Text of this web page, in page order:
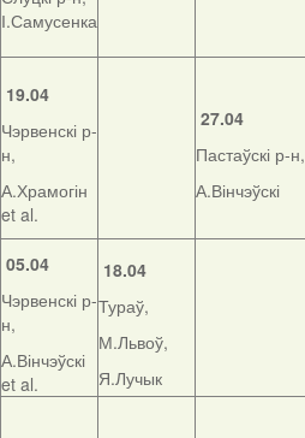
І.Самусенка
19.04
Чэрвенскі р-
н,
А.Храмогін
et al.
27.04
Пастаўскі р-н,
А.Вінчэўскі
05.04
Чэрвенскі р-
н,
А.Вінчэўскі
et al.
18.04
Тураў,
М.Львоў,
Я.Лучык